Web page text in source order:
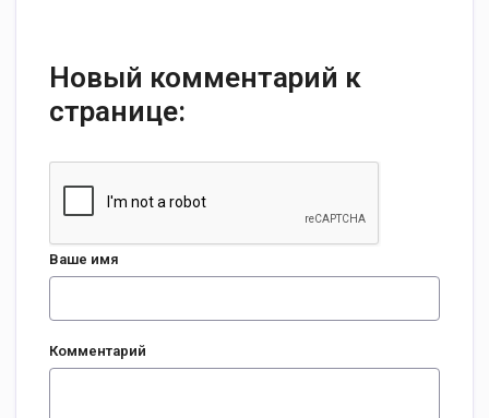
Новый комментарий к
странице:
Ваше имя
Комментарий